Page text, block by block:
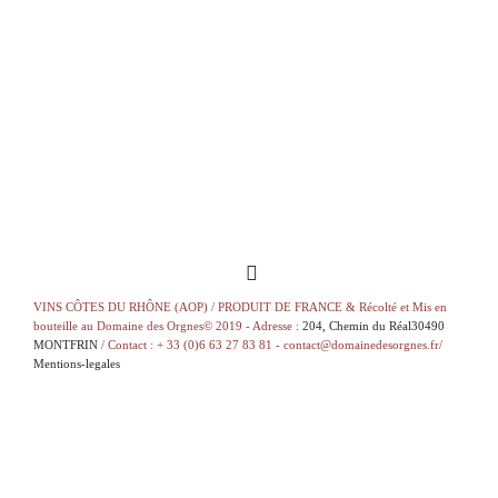
VINS CÔTES DU RHÔNE (AOP) / PRODUIT DE FRANCE & Récolté et Mis en
bouteille au Domaine des Orgnes© 2019 - Adresse : 204, Chemin du Réal30490
MONTFRIN / Contact : + 33 (0)6 63 27 83 81 - contact@domainedesorgnes.fr/
Mentions-legales